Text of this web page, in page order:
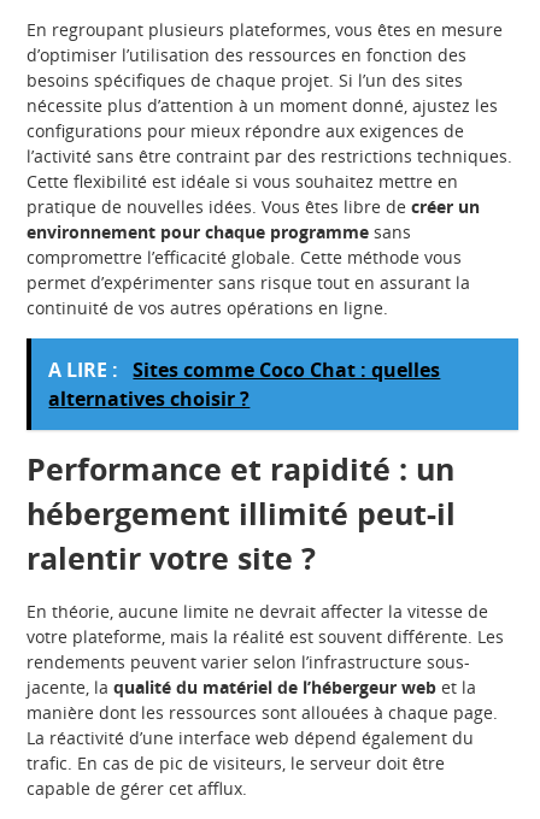
En regroupant plusieurs plateformes, vous êtes en mesure
d’optimiser l’utilisation des ressources en fonction des
besoins spécifiques de chaque projet. Si l’un des sites
nécessite plus d’attention à un moment donné, ajustez les
configurations pour mieux répondre aux exigences de
l’activité sans être contraint par des restrictions techniques.
Cette flexibilité est idéale si vous souhaitez mettre en
pratique de nouvelles idées. Vous êtes libre decréer un
environnement pour chaque programme sans
compromettre l’efficacité globale. Cette méthode vous
permet d’expérimenter sans risque tout en assurant la
continuité de vos autres opérations en ligne.
A LIRE :
Sites comme Coco Chat : quelles
alternatives choisir ?
Performance et rapidité : un
hébergement illimité peut-il
ralentir votre site ?
En théorie, aucune limite ne devrait affecter la vitesse de
votre plateforme, mais la réalité est souvent différente. Les
rendements peuvent varier selon l’infrastructure sous-
jacente, laqualité du matériel de l’hébergeur web et la
manière dont les ressources sont allouées à chaque page.
La réactivité d’une interface web dépend également du
trafic. En cas de pic de visiteurs, le serveur doit être
capable de gérer cet afflux.